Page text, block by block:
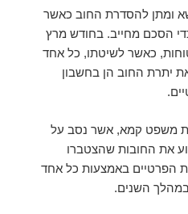
ומתן להסדרת החוב כאשר
הסכם מחייב. בחודש מרץ
כאשר לשיטתו, כל אחד
יתרת החוב הן בחשבון
משפט קמא, אשר נסב על
את החובות שהצטברו
הפרטיים באמצעות כל אחד
השנים.